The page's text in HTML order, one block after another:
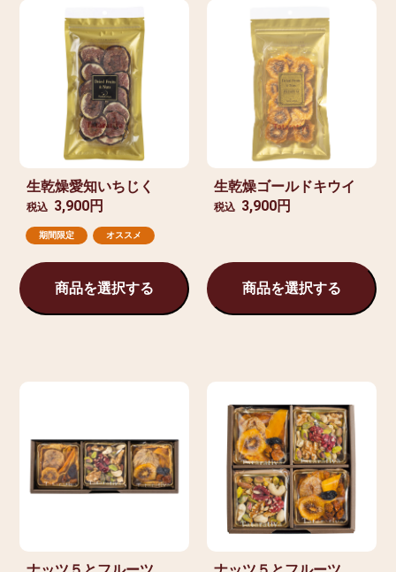
生乾燥愛知いちじく
税込 3,900円
期間限定 オススメ
商品を選択する
生乾燥ゴールドキウイ
税込 3,900円
商品を選択する